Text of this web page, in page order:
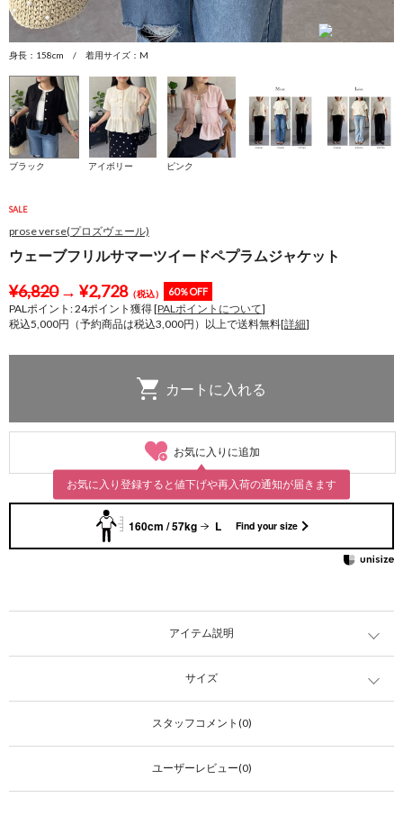
身長：158cm / 着用サイズ：M
ブラック アイボリー ピンク
SALE
prose verse(プロズヴェール)
ウェーブフリルサマーツイードペプラムジャケット
¥6,820→ ¥2,728（税込） 60％OFF
PALポイント:24ポイント獲得 [PALポイントについて]
税込5,000円（予約商品は税込3,000円）以上で送料無料[詳細]
お気に入りに追加
お気に入り登録すると値下げや再入荷の通知が届きます
160cm / 57kg L Find your size
アイテム説明
サイズ
スタッフコメント(0)
ユーザーレビュー(0)